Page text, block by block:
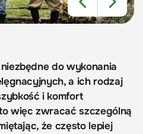
do wykonania
a ich rodzaj
i komfort
więc zwracać szczególną
że często lepiej